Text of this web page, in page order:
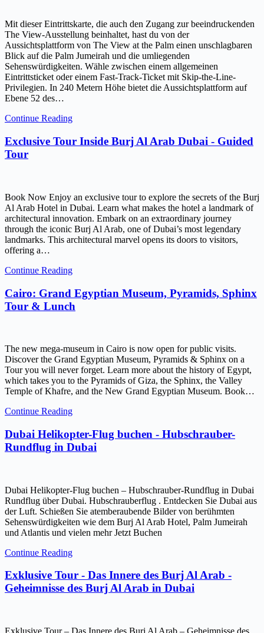
Mit dieser Eintrittskarte, die auch den Zugang zur beeindruckenden
The View-Ausstellung beinhaltet, hast du von der
Aussichtsplattform von The View at the Palm einen unschlagbaren
Blick auf die Palm Jumeirah und die umliegenden
Sehenswürdigkeiten. Wähle zwischen einem allgemeinen
Eintrittsticket oder einem Fast-Track-Ticket mit Skip-the-Line-
Privilegien. In 240 Metern Höhe bietet die Aussichtsplattform auf
Ebene 52 des…
Continue Reading
Exclusive Tour Inside Burj Al Arab Dubai - Guided
Tour
Book Now Enjoy an exclusive tour to explore the secrets of the Burj
Al Arab Hotel in Dubai. Learn what makes the hotel a landmark of
architectural innovation. Embark on an extraordinary journey
through the iconic Burj Al Arab, one of Dubai’s most legendary
landmarks. This architectural marvel opens its doors to visitors,
offering a…
Continue Reading
Cairo: Grand Egyptian Museum, Pyramids, Sphinx
Tour & Lunch
The new mega-museum in Cairo is now open for public visits.
Discover the Grand Egyptian Museum, Pyramids & Sphinx on a
Tour you will never forget. Learn more about the history of Egypt,
which takes you to the Pyramids of Giza, the Sphinx, the Valley
Temple of Khafre, and the New Grand Egyptian Museum. Book…
Continue Reading
Dubai Helikopter-Flug buchen - Hubschrauber-
Rundflug in Dubai
Dubai Helikopter-Flug buchen – Hubschrauber-Rundflug in Dubai
Rundflug über Dubai. Hubschrauberflug . Entdecken Sie Dubai aus
der Luft. Schießen Sie atemberaubende Bilder von berühmten
Sehenswürdigkeiten wie dem Burj Al Arab Hotel, Palm Jumeirah
und Atlantis und vielen mehr Jetzt Buchen
Continue Reading
Exklusive Tour - Das Innere des Burj Al Arab -
Geheimnisse des Burj Al Arab in Dubai